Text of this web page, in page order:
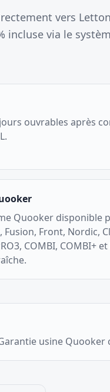
vers
incluse via le
ouvrables après
Quooker disponible
Fusion, Front, Nordic,
COMBI, COMBI+ et
usine Quooker